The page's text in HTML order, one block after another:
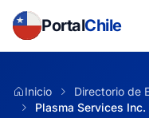
PortalChile
Inicio
Directorio de
Plasma Services Inc.